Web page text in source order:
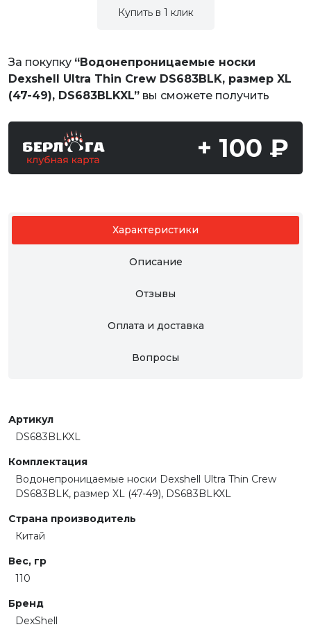
Купить в 1 клик
За покупку “Водонепроницаемые носки
Dexshell Ultra Thin Crew DS683BLK, размер XL
(47-49), DS683BLKXL” вы сможете получить
+ 100 ₽
Характеристики
Описание
Отзывы
Оплата и доставка
Вопросы
Артикул
DS683BLKXL
Комплектация
Водонепроницаемые носки Dexshell Ultra Thin Crew
DS683BLK, размер XL (47-49), DS683BLKXL
Страна производитель
Китай
Вес, гр
110
Бренд
DexShell